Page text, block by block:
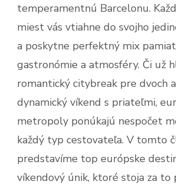
temperamentnú Barcelonu.
miest vás vtiahne do svojho
a poskytne perfektný mix
gastronómie a atmosféry. Či už
romantický citybreak pre dvoch
dynamický víkend s priateľmi,
metropoly ponúkajú nespočet
každý typ cestovateľa. V tomto
predstavíme top európske
víkendový únik, ktoré stoja za to